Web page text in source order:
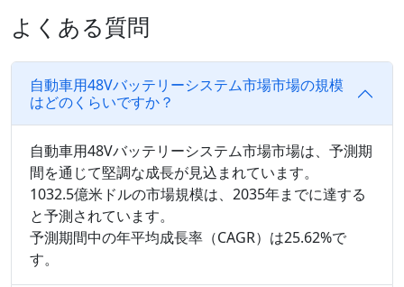
よくある質問
自動車用48Vバッテリーシステム市場市場の規模
はどのくらいですか？
自動車用48Vバッテリーシステム市場市場は、予測期
間を通じて堅調な成長が見込まれています。
1032.5億米ドルの市場規模は、2035年までに達する
と予測されています。
予測期間中の年平均成長率（CAGR）は25.62%で
す。